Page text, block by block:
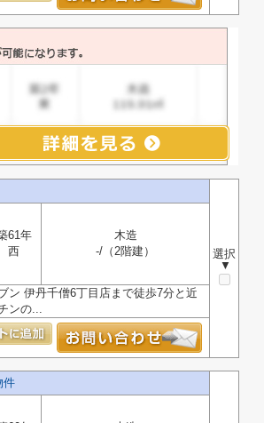
選択
▼
61年
西
木造
-/（2階建）
ン 伊丹千僧6丁目店まで徒歩7分と近
ンの...
件